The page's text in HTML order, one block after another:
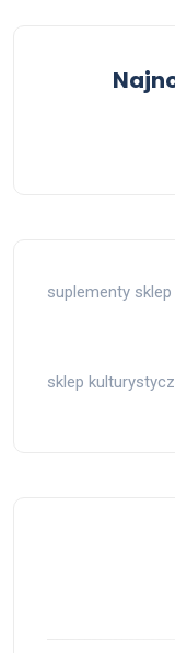
suplementy sklep
sklep